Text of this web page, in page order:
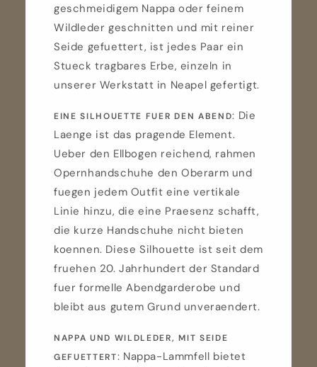
geschmeidigem Nappa oder feinem
Wildleder geschnitten und mit reiner
Seide gefuettert, ist jedes Paar ein
Stueck tragbares Erbe, einzeln in
unserer Werkstatt in Neapel gefertigt.
EINE SILHOUETTE FUER DEN ABEND: Die
Laenge ist das pragende Element.
Ueber den Ellbogen reichend, rahmen
Opernhandschuhe den Oberarm und
fuegen jedem Outfit eine vertikale
Linie hinzu, die eine Praesenz schafft,
die kurze Handschuhe nicht bieten
koennen. Diese Silhouette ist seit dem
fruehen 20. Jahrhundert der Standard
fuer formelle Abendgarderobe und
bleibt aus gutem Grund unveraendert.
NAPPA UND WILDLEDER, MIT SEIDE
GEFUETTERT: Nappa-Lammfell bietet